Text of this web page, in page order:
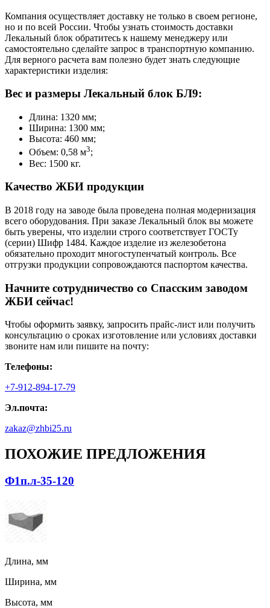
Компания осуществляет доставку не только в своем регионе,
но и по всей России. Чтобы узнать стоимость доставки
Лекальный блок обратитесь к нашему менеджеру или
самостоятельно сделайте запрос в транспортную компанию.
Для верного расчета вам полезно будет знать следующие
характеристики изделия:
Вес и размеры Лекальный блок БЛ9:
Длина: 1320 мм;
Ширина: 1300 мм;
Высота: 460 мм;
Объем: 0,58 м3;
Вес: 1500 кг.
Качество ЖБИ продукции
В 2018 году на заводе была проведена полная модернизация
всего оборудования. При заказе Лекальный блок вы можете
быть уверены, что изделии строго соответствует ГОСТу
(серии) Шифр 1484. Каждое изделие из железобетона
обязательно проходит многоступенчатый контроль. Все
отгрузки продукции сопровождаются паспортом качества.
Начните сотрудничество со Cпасским заводом
ЖБИ сейчас!
Чтобы оформить заявку, запросить прайс-лист или получить
консультацию о сроках изготовление или условиях доставки
звоните нам или пишите на почту:
Телефоны:
+7-912-894-17-79
Эл.почта:
zakaz@zhbi25.ru
ПОХОЖИЕ ПРЕДЛОЖЕНИЯ
Ф1п.л-35-120
Длина, мм
Ширина, мм
Высота, мм